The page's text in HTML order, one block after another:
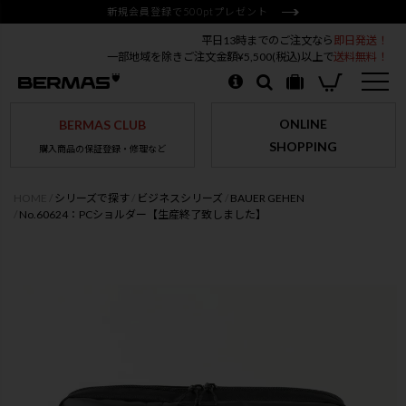
新規会員登録で500ptプレゼント
平日13時までのご注文なら 即日発送！
一部地域を除きご注文金額¥5,500(税込)以上で送料無料！
BERMAS CLUB
購入商品の保証登録・修理など
ONLINE
SHOPPING
シリーズで探す ビジネスシリーズ
BAUER GEHEN
No.60624：PCショルダー【生産終了致しました】